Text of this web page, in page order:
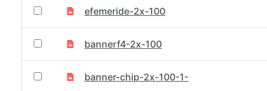
efemeride-2x-100
bannerf4-2x-100
banner-chip-2x-100-1-